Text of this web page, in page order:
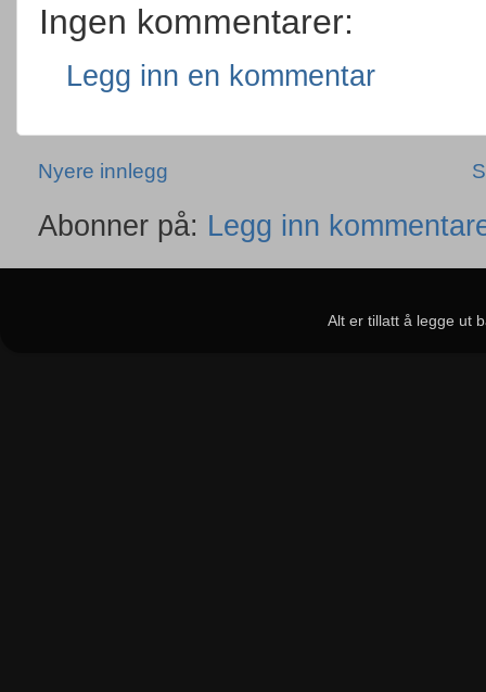
Ingen kommentarer:
Legg inn en kommentar
Nyere innlegg
Abonner på: Legg inn
Alt er tillatt å legge ut